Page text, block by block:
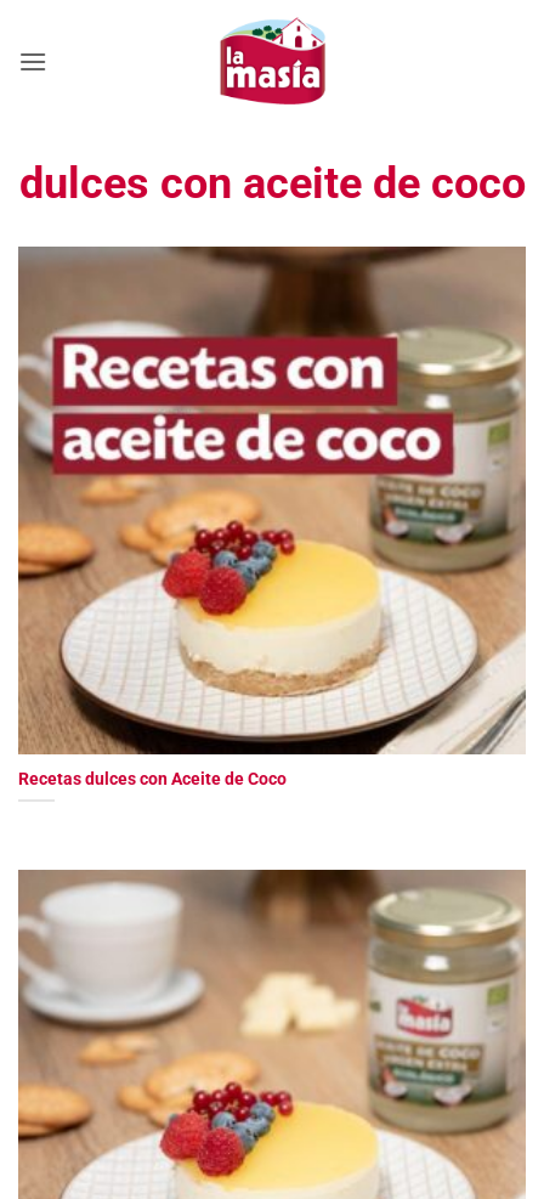
contenido
dulces con aceite de coco
Recetas dulces con Aceite de Coco